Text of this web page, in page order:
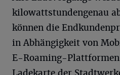
kilowattstundengenau
können die
in Abhängigkeit von
E-Roaming-